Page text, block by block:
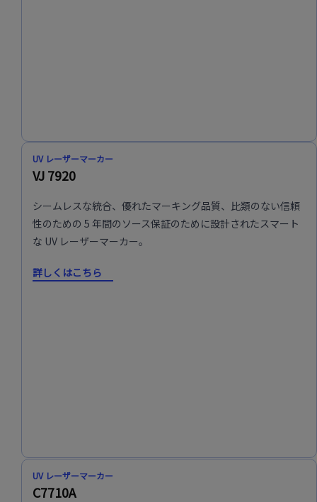
UV レーザーマーカー
VJ 7920
シームレスな統合、優れたマーキング品質、比類のない信頼
性のための 5 年間のソース保証のために設計されたスマート
な UV レーザーマーカー。
詳しくはこちら
UV レーザーマーカー
C7710A